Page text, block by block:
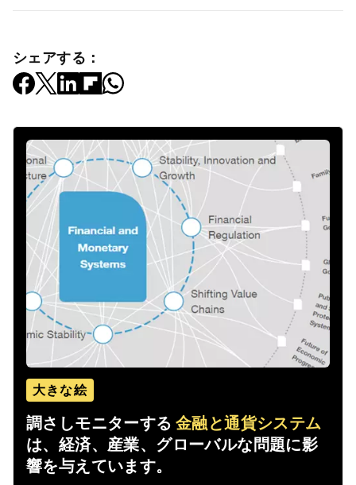
シェアする：
大きな絵
調さしモニターする 金融と通貨システム
は、経済、産業、グローバルな問題に影
響を与えています。